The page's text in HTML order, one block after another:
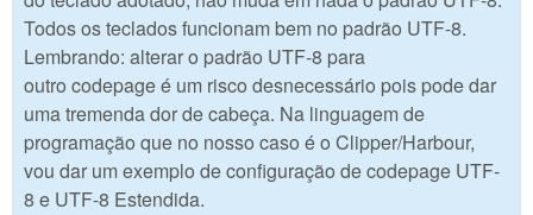
Todos os teclados funcionam bem no padrão UTF-8.
Lembrando: alterar o padrão UTF-8 para
outro codepage é um risco desnecessário pois pode dar
uma tremenda dor de cabeça. Na linguagem de
programação que no nosso caso é o Clipper/Harbour,
vou dar um exemplo de configuração de codepage UTF-
8 e UTF-8 Estendida.